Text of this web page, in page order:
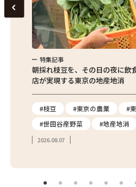
特集記事
朝採れ枝豆を、その日の夜に
店が実現する東京の地産地消
#枝豆 #東京の農業
#
#世田谷産野菜
#地産地消
2026.08.07